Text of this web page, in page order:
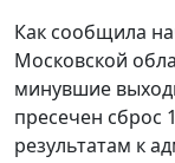
Как сообщила
Московской
минувшие
пресечен сброс
результатам к